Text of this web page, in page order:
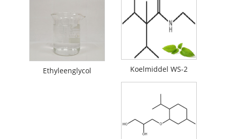
Ethyleenglycol Koelmiddel WS-2